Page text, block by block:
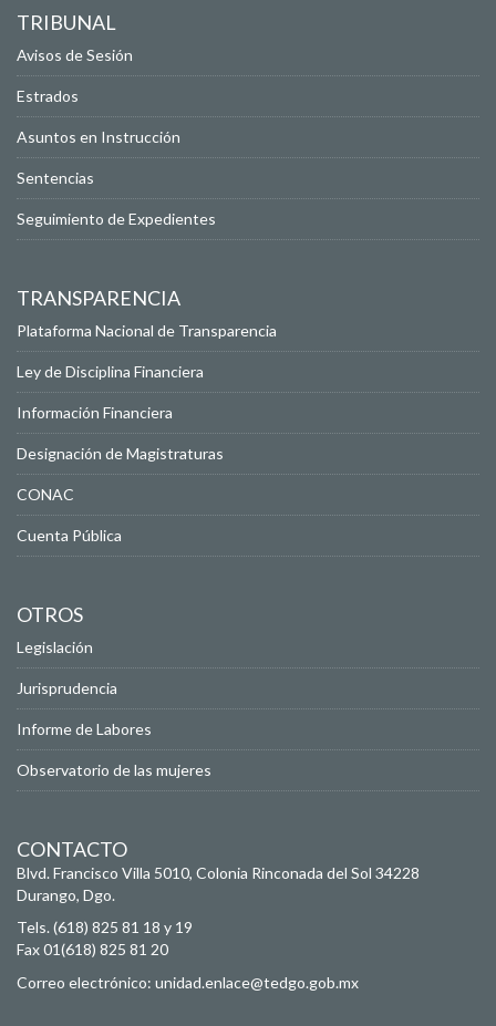
TRIBUNAL
Avisos de Sesión
Estrados
Asuntos en Instrucción
Sentencias
Seguimiento de Expedientes
TRANSPARENCIA
Plataforma Nacional de Transparencia
Ley de Disciplina Financiera
Información Financiera
Designación de Magistraturas
CONAC
Cuenta Pública
OTROS
Legislación
Jurisprudencia
Informe de Labores
Observatorio de las mujeres
CONTACTO
Blvd. Francisco Villa 5010, Colonia Rinconada del Sol 34228
Durango, Dgo.
Tels. (618) 825 81 18 y 19
Fax 01(618) 825 81 20
Correo electrónico: unidad.enlace@tedgo.gob.mx